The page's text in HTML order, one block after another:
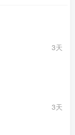
3天
3天